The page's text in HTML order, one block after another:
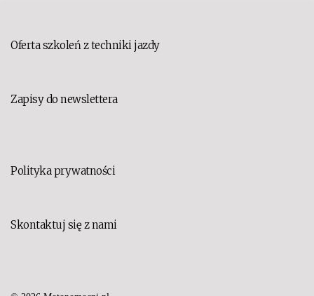
Oferta szkoleń z techniki jazdy
Zapisy do newslettera
Polityka prywatności
Skontaktuj się z nami